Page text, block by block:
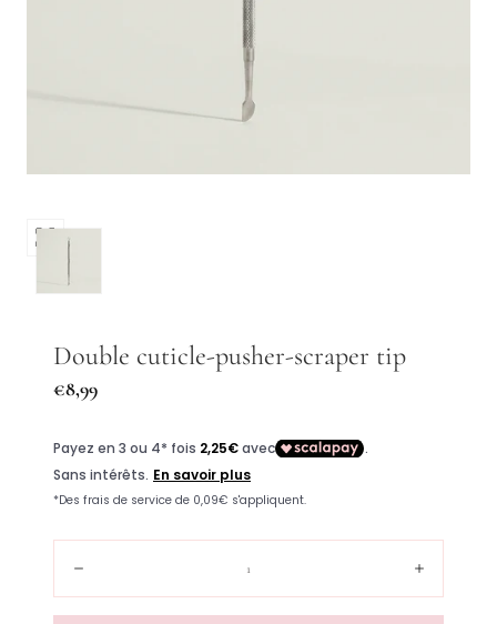
Open
media
0
modal
window
Double cuticle-pusher-scraper tip
Regular
€8,99
Increase